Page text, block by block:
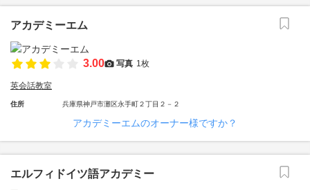
アカデミーエム
3.00 写真 1枚
英会話教室
住所 兵庫県神戸市灘区永手町２丁目２－２
アカデミーエムのオーナー様ですか？
エルフィドイツ語アカデミー